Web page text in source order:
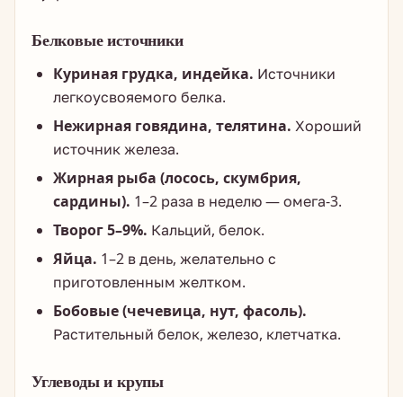
Белковые источники
Куриная грудка, индейка. Источники
легкоусвояемого белка.
Нежирная говядина, телятина. Хороший
источник железа.
Жирная рыба (лосось, скумбрия,
сардины). 1–2 раза в неделю — омега-3.
Творог 5–9%. Кальций, белок.
Яйца. 1–2 в день, желательно с
приготовленным желтком.
Бобовые (чечевица, нут, фасоль).
Растительный белок, железо, клетчатка.
Углеводы и крупы